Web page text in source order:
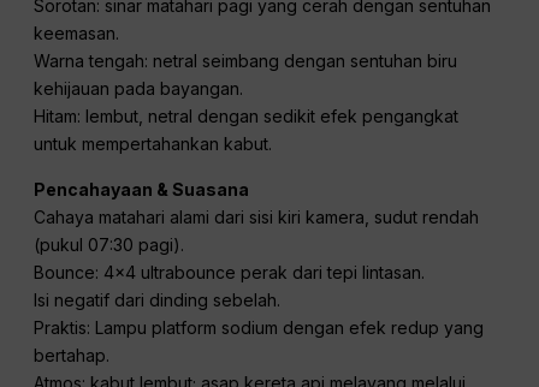
Format & Tampilan
Durasi 4 detik; bukaan 180°; perekaman digital yang meniru
kontras fotokimia 65 mm; butiran halus; efek halasi halus
pada permukaan reflektif; tanpa getaran bingkai.
Lensa & Penyaringan
Lensa primer bola 32 mm / 50 mm; Black Pro-Mist 1/4; rotasi
ringan filter CPL untuk mengelola pantulan kaca pada
jendela kereta api.
Sorotan: sinar matahari pagi yang cerah dengan sentuhan
Warna tengah: netral seimbang dengan sentuhan biru